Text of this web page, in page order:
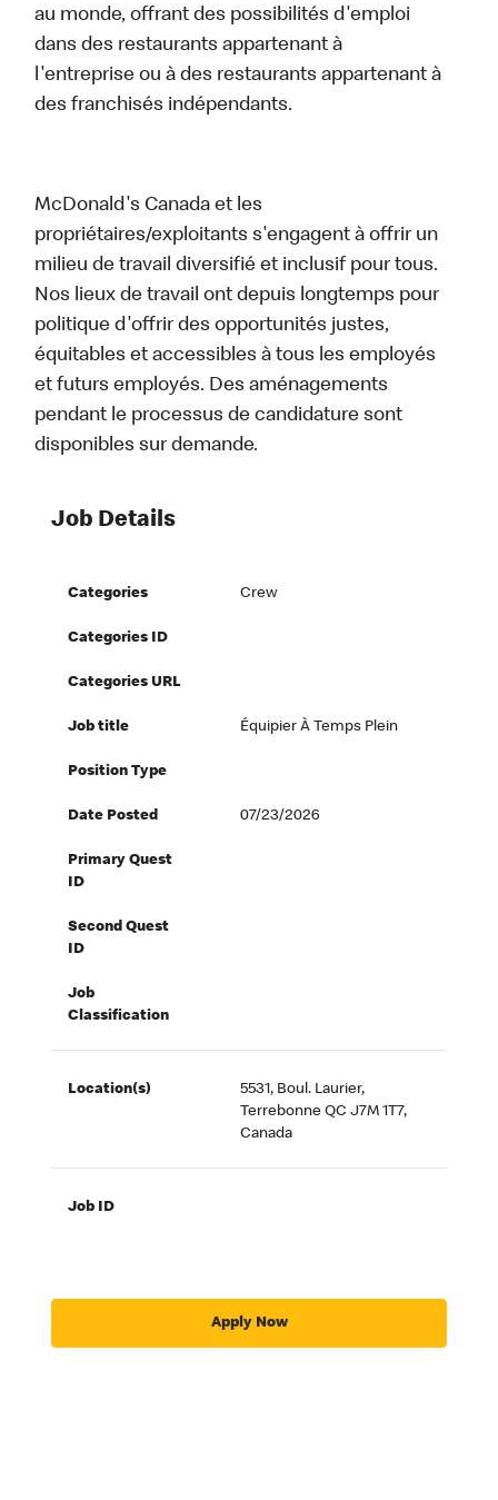
au monde, offrant des possibilités d'emploi
dans des restaurants appartenant à
l'entreprise ou à des restaurants appartenant à
des franchisés indépendants.
McDonald's Canada et les
propriétaires/exploitants s'engagent à offrir un
milieu de travail diversifié et inclusif pour tous.
Nos lieux de travail ont depuis longtemps pour
politique d'offrir des opportunités justes,
équitables et accessibles à tous les employés
et futurs employés. Des aménagements
pendant le processus de candidature sont
disponibles sur demande.
Job Details
Categories Crew
Categories ID
Categories URL
Job title Équipier À Temps Plein
Position Type
Date Posted 07/23/2026
Primary Quest
ID
Second Quest
ID
Job
Classification
Location(s)
5531, Boul. Laurier,
Terrebonne QC J7M 1T7,
Canada
Job ID
Apply Now